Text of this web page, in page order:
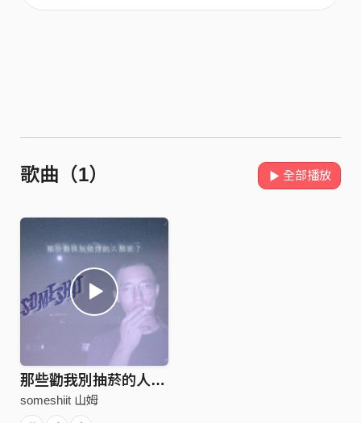
歌曲（1） 全部播放
那些勸我別抽菸的人都死了（2019）
someshiit 山姆